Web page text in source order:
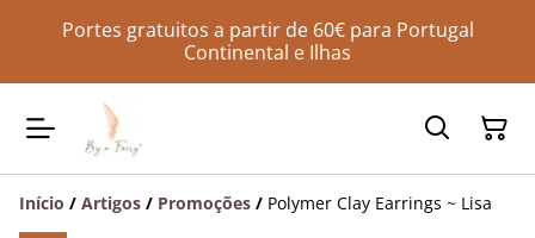
Portes gratuitos a partir de 60€ para Portugal
Continental e Ilhas
Início / Artigos / Promoções / Polymer Clay Earrings ~ Lisa